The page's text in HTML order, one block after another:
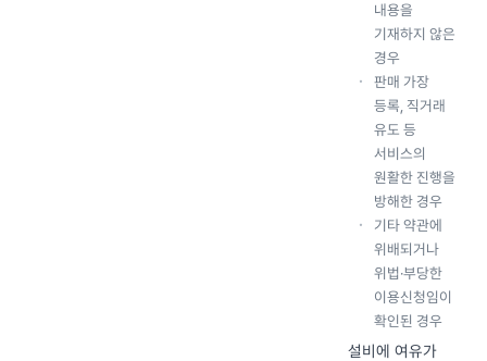
내용을
기재하지 않은
경우
판매 가장
등록, 직거래
유도 등
서비스의
원활한 진행을
방해한 경우
기타 약관에
위배되거나
위법·부당한
이용신청임이
확인된 경우
설비에 여유가